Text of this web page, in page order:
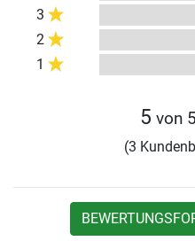
3
2
1
5 von
(3